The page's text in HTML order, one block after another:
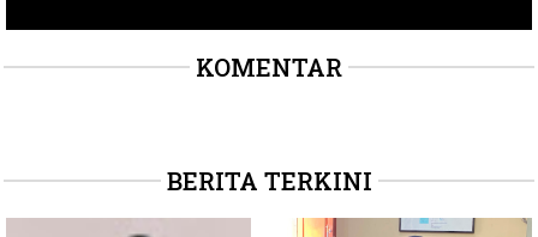
KOMENTAR
BERITA TERKINI